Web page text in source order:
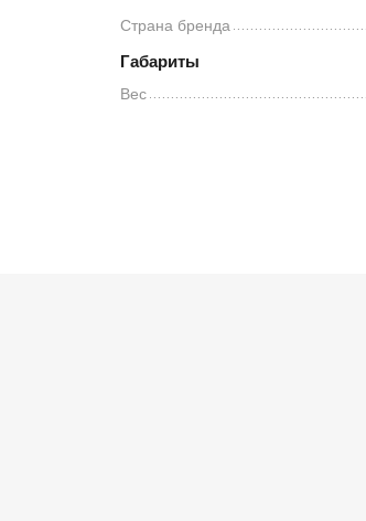
Страна бренда
Габариты
Вес